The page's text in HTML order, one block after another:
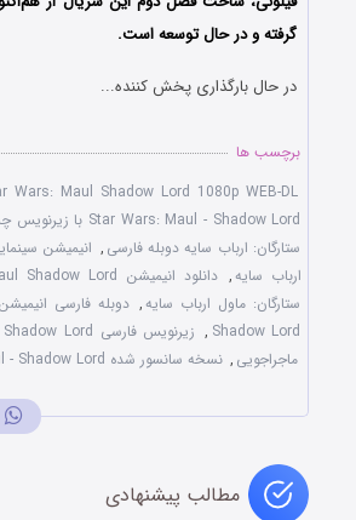
گرفته و در حال توسعه است.
در حال بارگذاری پخش کننده...
برچسب ها
Wars: Maul Shadow Lord 1080p WEB-DL
Star Wars: Maul - Shadow Lord با زیرنویس چسبیده
ستارگان: ارباب سایه دوبله فارسی , انیمیشن
ارباب سایه,
ستارگان: ماول ارباب سایه,
Shadow Lord
, زیرنویس فارسی Star Wars: Maul - Shadow Lord
ماجراجویی , نسخه سانسور شده Star Wars: Maul - Shadow Lord
مطالب پیشنهادی